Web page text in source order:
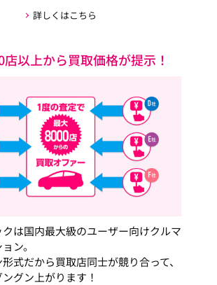
詳しくはこちら
店以上から買取価格が提示！
は国内最大級のユーザー向けクルマ
ン。
式だから買取店同士が競り合って、
グン上がります！